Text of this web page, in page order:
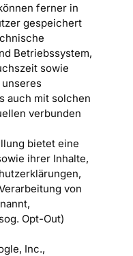
ferner in
gespeichert
Betriebssystem,
sowie
auch mit solchen
verbunden
bietet eine
ihrer Inhalte,
von
Opt-Out)
Inc.,